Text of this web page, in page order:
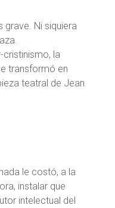
Ni siquiera
cristinismo, la
transformó en
teatral de Jean
le costó, a la
instalar que
intelectual del